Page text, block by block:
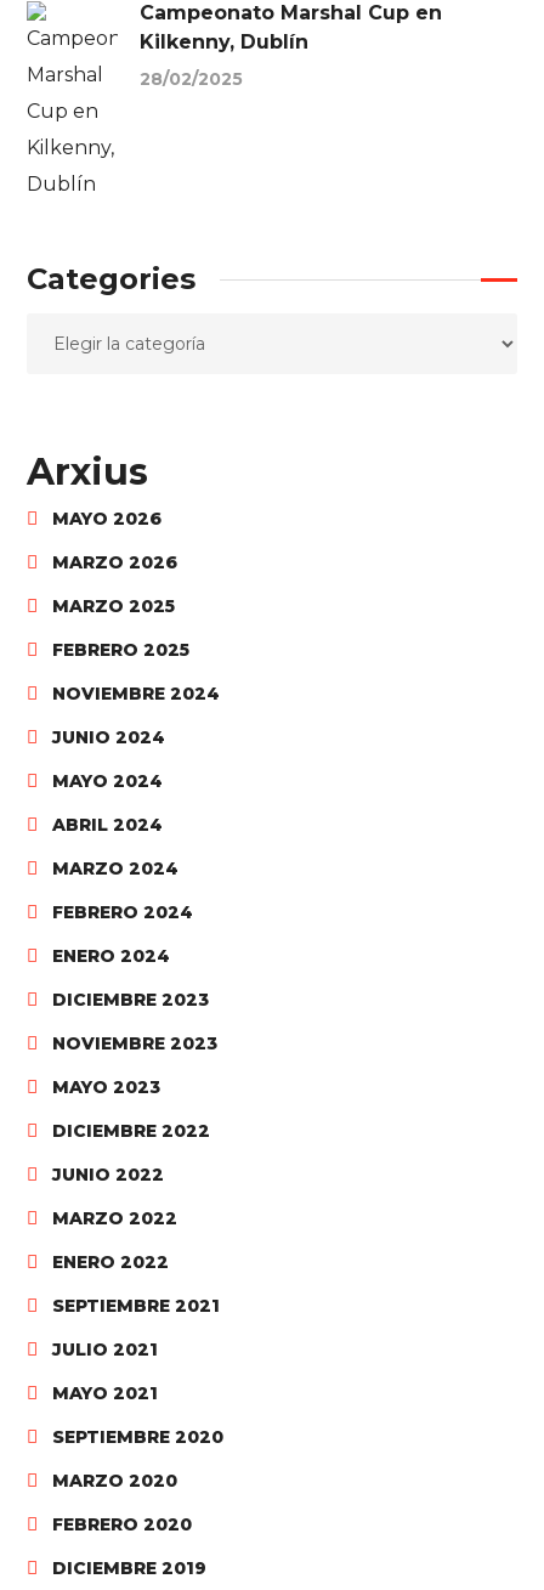
Campeonato Marshal Cup en
Kilkenny, Dublín
28/02/2025
Categories
Arxius
MAYO 2026
MARZO 2026
MARZO 2025
FEBRERO 2025
NOVIEMBRE 2024
JUNIO 2024
MAYO 2024
ABRIL 2024
MARZO 2024
FEBRERO 2024
ENERO 2024
DICIEMBRE 2023
NOVIEMBRE 2023
MAYO 2023
DICIEMBRE 2022
JUNIO 2022
MARZO 2022
ENERO 2022
SEPTIEMBRE 2021
JULIO 2021
MAYO 2021
SEPTIEMBRE 2020
MARZO 2020
FEBRERO 2020
DICIEMBRE 2019